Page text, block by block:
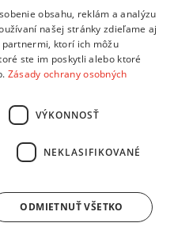
Tvorba webu od
a uplatňujú sa
spoločnosti Google a ich
a skús to znova, prosím.
obsahu, reklám a analýzu
našej stránky zdieľame aj
ktorí ich môžu
ste im poskytli alebo ktoré
Zásady ochrany osobných
VÝKONNOSŤ
NEKLASIFIKOVANÉ
ODMIETNUŤ VŠETKO